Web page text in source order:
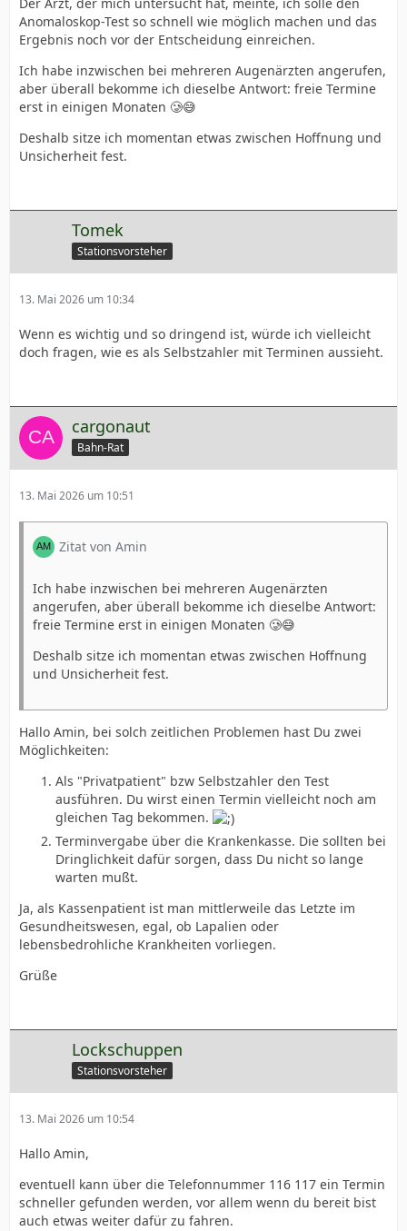
Anomaloskop-Test so schnell wie möglich machen und das
Ergebnis noch vor der Entscheidung einreichen.
Ich habe inzwischen bei mehreren Augenärzten angerufen,
aber überall bekomme ich dieselbe Antwort: freie Termine
erst in einigen Monaten 🥲😅
Deshalb sitze ich momentan etwas zwischen Hoffnung und
Unsicherheit fest.
Tomek
Stationsvorsteher
13. Mai 2026 um 10:34
Wenn es wichtig und so dringend ist, würde ich vielleicht
doch fragen, wie es als Selbstzahler mit Terminen aussieht.
cargonaut
Bahn-Rat
13. Mai 2026 um 10:51
Zitat von Amin
Ich habe inzwischen bei mehreren Augenärzten
angerufen, aber überall bekomme ich dieselbe Antwort:
freie Termine erst in einigen Monaten 🥲😅
Deshalb sitze ich momentan etwas zwischen Hoffnung
und Unsicherheit fest.
Hallo Amin, bei solch zeitlichen Problemen hast Du zwei
Möglichkeiten:
Als "Privatpatient" bzw Selbstzahler den Test
ausführen. Du wirst einen Termin vielleicht noch am
gleichen Tag bekommen.
Terminvergabe über die Krankenkasse. Die sollten bei
Dringlichkeit dafür sorgen, dass Du nicht so lange
warten mußt.
Ja, als Kassenpatient ist man mittlerweile das Letzte im
Gesundheitswesen, egal, ob Lapalien oder
lebensbedrohliche Krankheiten vorliegen.
Grüße
Lockschuppen
Stationsvorsteher
13. Mai 2026 um 10:54
Hallo Amin,
eventuell kann über die Telefonnummer 116 117 ein Termin
schneller gefunden werden, vor allem wenn du bereit bist
auch etwas weiter dafür zu fahren.